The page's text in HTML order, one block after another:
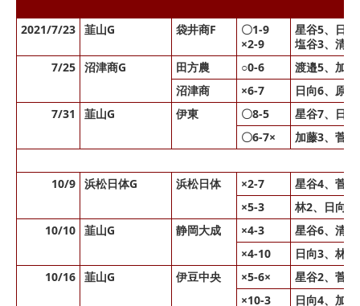
2021/7/23 韮山G 袋井商F
〇1-9
×2-9
星谷5、日
塩谷3、清
7/25 沼津商G 田方農 ○0-6
渡邉5、加
沼津商
×6-7
日向6、原1
7/31
韮山G 伊東 〇8-5
星谷7、日
〇6-7×
加藤3、菅
10/9 浜松日体G 浜松日体 ×2-7
星谷4、菅
×5-3
林2、日向4
10/10 韮山G 静岡大成 ×4-3
星谷6、清
×4-10
日向3、林3
10/16 韮山G 伊豆中央 ×5-6×
星谷2、菅
×10-3
日向4、加